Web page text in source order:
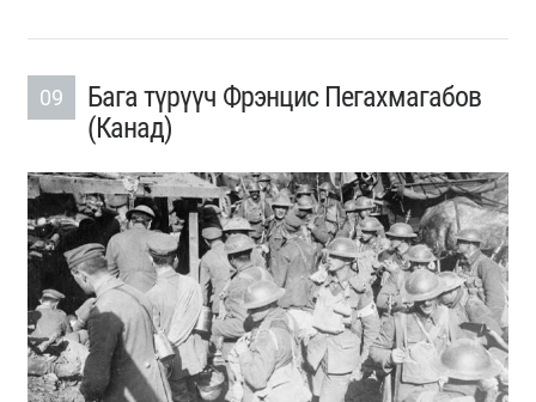
09
Бага түрүүч Фрэнцис Пегахмагабов
(Канад)